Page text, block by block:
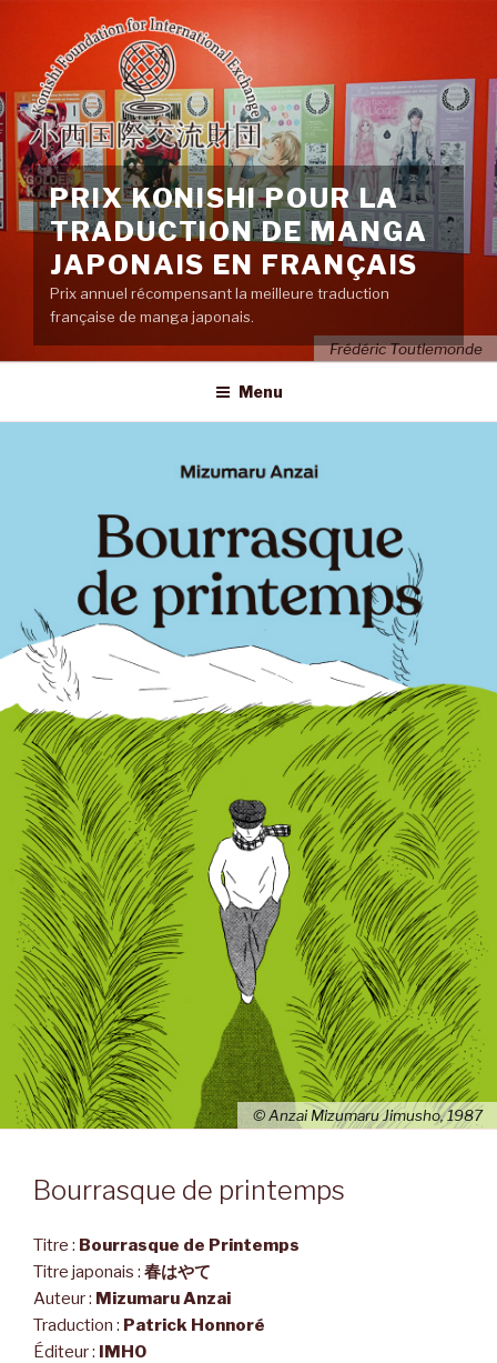
contenu
principal
Frédéric Toutlemonde
PRIX KONISHI POUR LA
TRADUCTION DE MANGA
JAPONAIS EN FRANÇAIS
Prix annuel récompensant la meilleure traduction
française de manga japonais.
Menu
© Anzai Mizumaru Jimusho, 1987
Bourrasque de printemps
Titre : Bourrasque de Printemps
Titre japonais : 春はやて
Auteur : Mizumaru Anzai
Traduction : Patrick Honnoré
Éditeur : IMHO